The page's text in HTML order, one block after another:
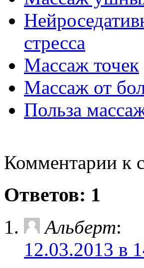
стресса
Массаж точек
Массаж от
Польза
Комментарии к
Ответов: 1
Альберт:
12.03.2013 в